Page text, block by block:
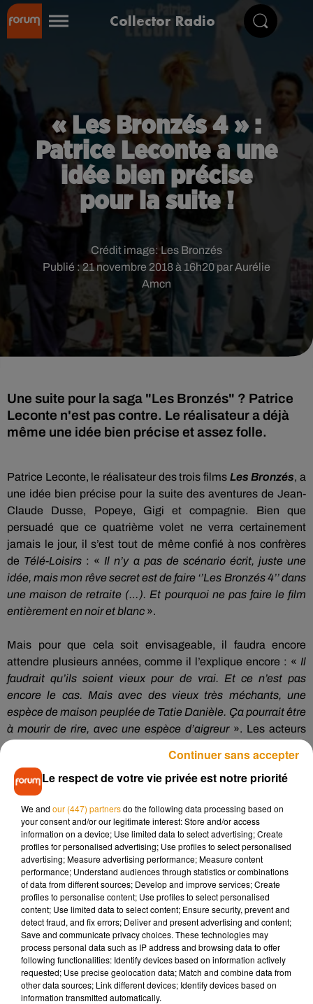
Collector Radio
« Les Bronzés 4 » :
Patrice Leconte a une
idée bien précise
pour la suite !
Publié : 21 novembre 2018 à 16h20 par Aurélie
Amcn
Crédit image:Les Bronzés
Une suite pour la saga "Les Bronzés" ? Patrice
Leconte n'est pas contre. Le réalisateur a déjà
même une idée bien précise et assez folle.
Patrice Leconte, le réalisateur des trois films Les Bronzés, a
une idée bien précise pour la suite des aventures de Jean-
Claude Dusse, Popeye, Gigi et compagnie. Bien que
persuadé que ce quatrième volet ne verra certainement
jamais le jour, il s’est tout de même confié à nos confrères
de Télé-Loisirs : « Il n’y a pas de scénario écrit, juste une
idée, mais mon rêve secret est de faire ‘’Les Bronzés 4’’ dans
une maison de retraite (…). Et pourquoi ne pas faire le film
entièrement en noir et blanc ».
Mais pour que cela soit envisageable, il faudra encore
attendre plusieurs années, comme il l’explique encore : « Il
faudrait qu’ils soient vieux pour devrai. Et ce n’est pas
encore le cas. Mais avec des vieux très méchants, une
espèce de maison peuplée de Tatie Danièle. Ça pourrait être
à mourir de rire, avec une espèce d’aigreur». Les acteurs
sont apparemment séduits par l’idée :
et
Affaire à suivre, donc...
Le respect de votre vie privée est notre priorité
We and our (447) partnersdo the following data processing based on
your consent and/or our legitimate interest: Store and/or access
information on a device; Use limited data to select advertising; Create
profiles for personalised advertising; Use profiles to select personalised
advertising; Measure advertising performance; Measure content
performance; Understand audiences through statistics or combinations
of data from different sources; Develop and improve services; Create
profiles to personalise content; Use profiles to select personalised
content; Use limited data to select content; Ensure security, prevent and
detect fraud, and fix errors; Deliver and present advertising and content;
Save and communicate privacy choices. These technologies may
process personal data such as IP address and browsing data to offer
following functionalities: Identify devices based on information actively
requested; Use precise geolocation data; Match and combine data from
other data sources; Link different devices; Identify devices based on
information transmitted automatically.
Continuer sans accepter